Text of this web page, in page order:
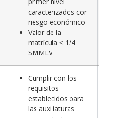
caracterizados con
riesgo económico
Valor de la
matrícula ≤ 1/4
SMMLV
Cumplir con los
requisitos
establecidos para
las auxiliaturas